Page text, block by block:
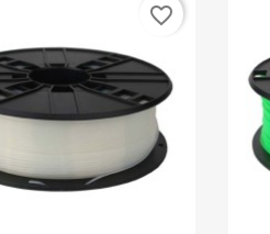
favorite_border